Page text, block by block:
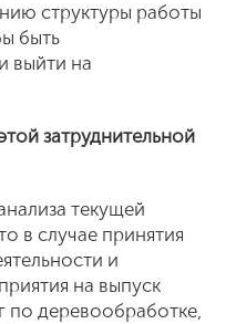
структуры работы
быть
выйти на
затруднительной
текущей
в случае принятия
и
на выпуск
по деревообработке,